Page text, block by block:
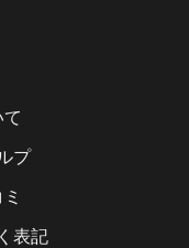
プ
表記